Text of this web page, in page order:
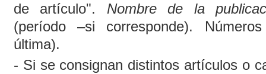
de artículo". Nombre de la
(período –si corresponde).
última).
- Si se consignan distintos artículos o